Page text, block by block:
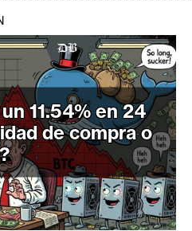
11.54% en 24
de compra o